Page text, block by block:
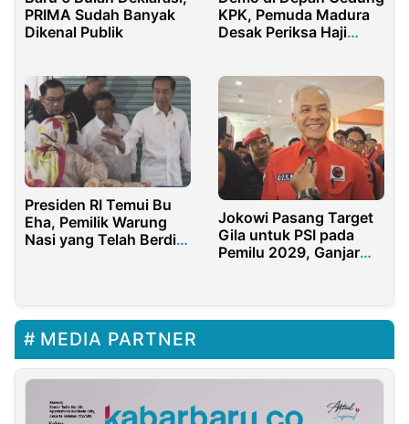
PRIMA Sudah Banyak
Dikenal Publik
KPK, Pemuda Madura
Desak Periksa Haji
Presiden RI Temui Bu
Eha, Pemilik Warung
Nasi yang Telah Berdiri
Jokowi Pasang Target
Gila untuk PSI pada
Pemilu 2029, Ganjar
MEDIA PARTNER